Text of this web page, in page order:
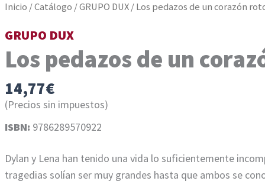
Inicio /Catálogo /GRUPO DUX/ Los pedazos de un corazón
GRUPO DUX
Los pedazos de un
14,77€
(Precios sin impuestos)
ISBN: 9786289570922
Dylan y Lena han tenido una vida lo suficientemente
tragedias solían ser muy grandes hasta que ambos se